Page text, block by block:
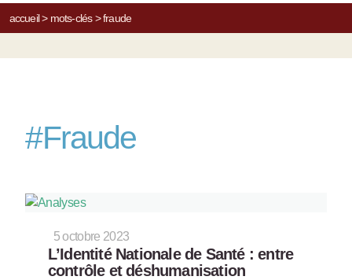
accueil> mots-clés> fraude
#Fraude
5 octobre 2023
L’Identité Nationale de Santé : entre
contrôle et déshumanisation